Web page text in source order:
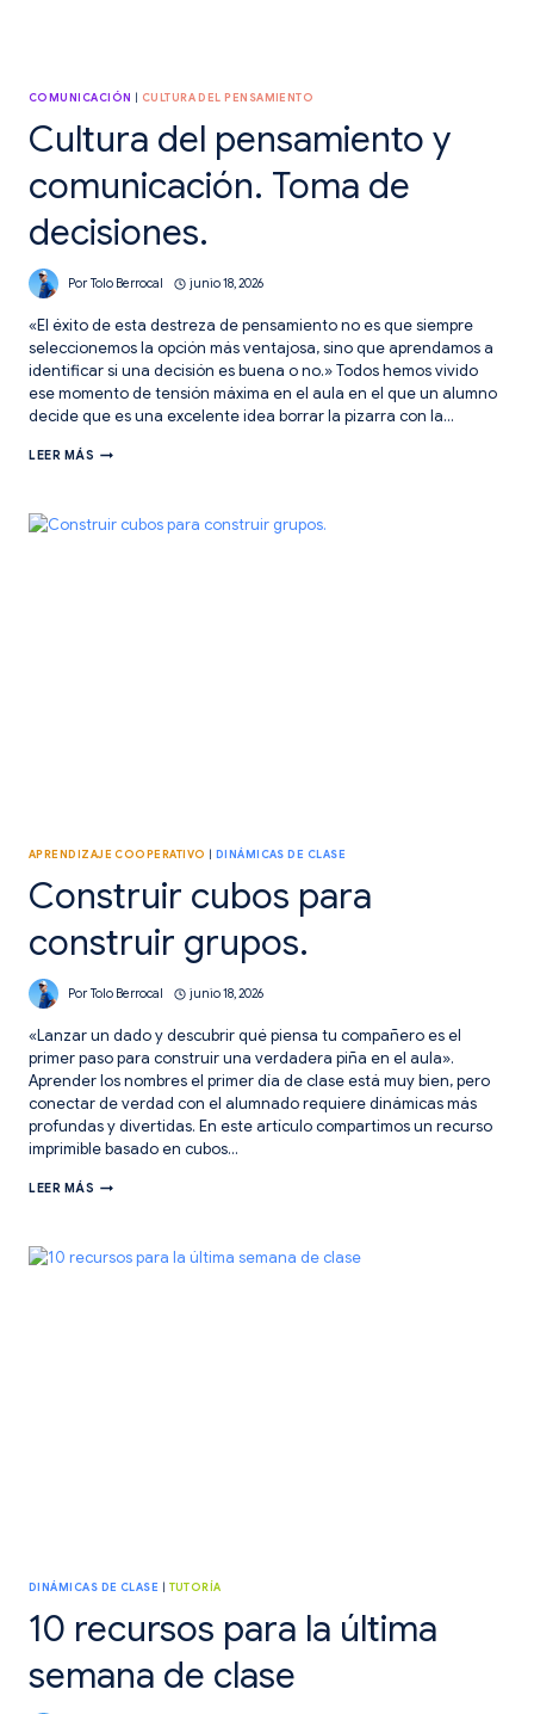
COMUNICACIÓN | CULTURA DEL PENSAMIENTO
Cultura del pensamiento y
comunicación. Toma de
decisiones.
Por Tolo Berrocal junio 18, 2026
«El éxito de esta destreza de pensamiento no es que siempre
seleccionemos la opción más ventajosa, sino que aprendamos a
identificar si una decisión es buena o no.» Todos hemos vivido
ese momento de tensión máxima en el aula en el que un alumno
decide que es una excelente idea borrar la pizarra con la…
LEER MÁS CULTURA
COMUNICACIÓN.
APRENDIZAJE COOPERATIVO | DINÁMICAS DE CLASE
Construir cubos para
construir grupos.
Por Tolo Berrocal junio 18, 2026
«Lanzar un dado y descubrir qué piensa tu compañero es el
primer paso para construir una verdadera piña en el aula».
Aprender los nombres el primer día de clase está muy bien, pero
conectar de verdad con el alumnado requiere dinámicas más
profundas y divertidas. En este artículo compartimos un recurso
imprimible basado en cubos…
LEER MÁS CONSTRUIR
GRUPOS.
DINÁMICAS DE CLASE | TUTORÍA
10 recursos para la última
semana de clase